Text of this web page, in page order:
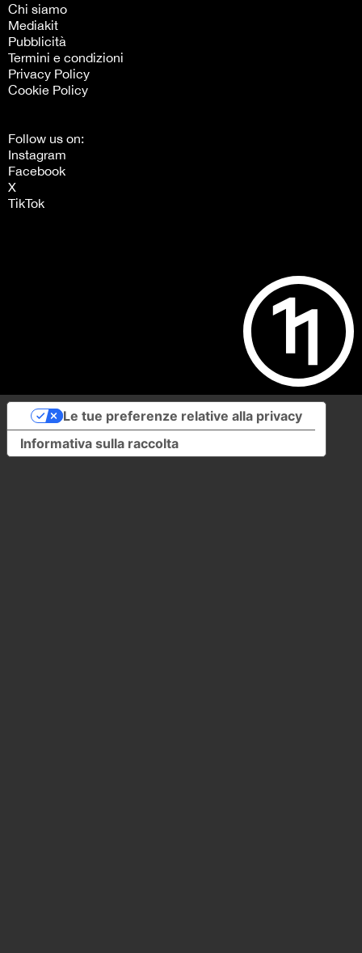
Chi siamo
Mediakit
Pubblicità
Termini e condizioni
Privacy Policy
Cookie Policy
Follow us on:
Instagram
Facebook
X
TikTok
Informativa sulla raccolta
Le tue preferenze relative alla privacy